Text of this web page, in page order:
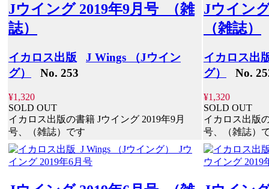
Jウイング 2019年9月号 （雑
誌）
イカロス出版
J Wings （Jウイン
グ）
No. 253
¥1,320
SOLD OUT
イカロス出版の書籍 Jウイング 2019年9月
号、（雑誌）です
Jウイン
（雑誌）
イカロス出
グ）
No.
¥1,320
SOLD OUT
イカロス出版
号、（雑誌）